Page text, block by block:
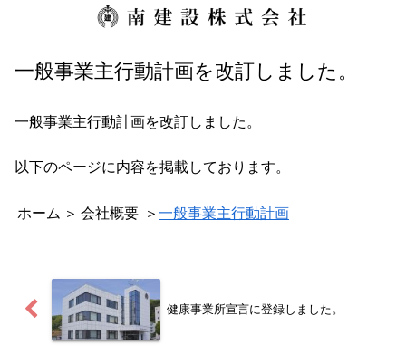
一般事業主行動計画を改訂しました。
一般事業主行動計画を改訂しました。
以下のページに内容を掲載しております。
ホーム ＞ 会社概要 ＞ 一般事業主行動計画
健康事業所宣言に登録しました。